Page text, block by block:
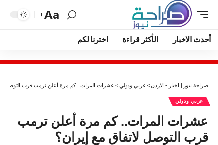
Aa
أحدث الاخبار الأكثر قراءة اخترنا لكم
صراحة نيوز | اخبار - الاردن> عربي ودولي> عشرات المرات.. كم مرة أعلن ترمب قرب التوصل
عربي ودولي
عشرات المرات.. كم مرة أعلن ترمب
قرب التوصل لاتفاق مع إيران؟